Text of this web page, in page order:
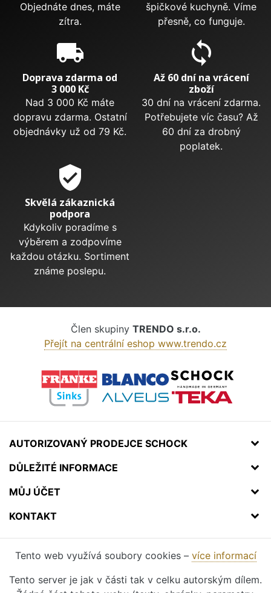
Objednáte dnes, máte
zítra.
špičkové kuchyně. Víme
přesně, co funguje.
local_shipping
Doprava zdarma od
3 000 Kč
Nad 3 000 Kč máte
dopravu zdarma. Ostatní
objednávky už od 79 Kč.
sync
Až 60 dní na vrácení
zboží
30 dní na vrácení zdarma.
Potřebujete víc času? Až
60 dní za drobný
poplatek.
verified_user
Skvělá zákaznická
podpora
Kdykoliv poradíme s
výběrem a zodpovíme
každou otázku. Sortiment
známe poslepu.
Člen skupiny TRENDO s.r.o.
Přejít na centrální eshop www.trendo.cz
AUTORIZOVANÝ PRODEJCE SCHOCK
DŮLEŽITÉ INFORMACE
MŮJ ÚČET
KONTAKT
Tento web využívá soubory cookies – více informací
Tento server je jak v části tak v celku autorským dílem.